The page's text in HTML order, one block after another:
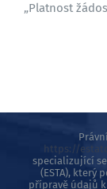
„Platnost
https://
specializující
(ESTA), který
přípravě údajů k